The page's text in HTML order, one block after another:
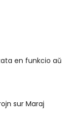
en funkcio aŭ
sur Maraj